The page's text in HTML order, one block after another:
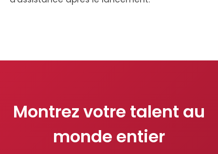
Montrez votre talent au
monde entier